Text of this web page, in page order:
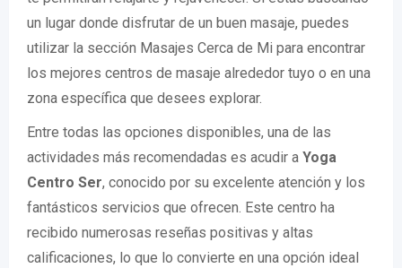
un lugar donde disfrutar de un buen masaje, puedes
utilizar la sección Masajes Cerca de Mi para encontrar
los mejores centros de masaje alrededor tuyo o en una
zona específica que desees explorar.
Entre todas las opciones disponibles, una de las
actividades más recomendadas es acudir a Yoga
Centro Ser, conocido por su excelente atención y los
fantásticos servicios que ofrecen. Este centro ha
recibido numerosas reseñas positivas y altas
calificaciones, lo que lo convierte en una opción ideal